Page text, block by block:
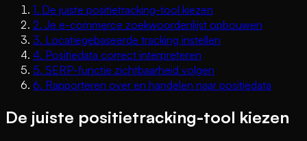
1. De juiste positietracking-tool kiezen
2. Je e-commerce zoekwoordenlijst opbouwen
3. Locatiegebaseerde tracking instellen
4. Positiedata correct interpreteren
5. SERP-functie zichtbaarheid volgen
6. Rapporteren over en handelen naar positiedata
De juiste positietracking-tool kiezen